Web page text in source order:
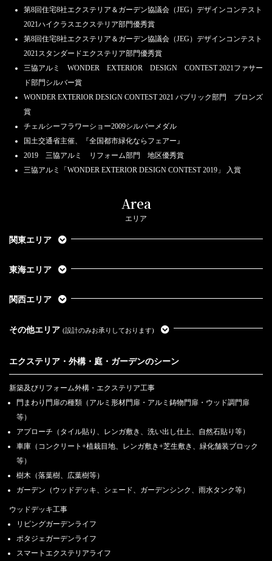
第8回住宅8社エクステリア＆ガーデン協議会（JEG）デザインコンテスト
2021ハイクラスエクステリア部門優秀賞
第8回住宅8社エクステリア＆ガーデン協議会（JEG）デザインコンテスト
2021スタンダードエクステリア部門優秀賞
三協アルミ WONDER EXTERIOR DESIGN CONTEST 2021ファサー
ド部門シルバー賞
WONDER EXTERIOR DESIGN CONTEST 2021 パブリック部門 ブロンズ
賞
チェルシーフラワーショー2009シルバーメダル
国土交通省主催、『全国都市緑化ならフェアー』
2019 三協アルミ リフォーム部門 地区優秀賞
三協アルミ「WONDER EXTERIOR DESIGN CONTEST 2019」 入賞
Area
エリア
関東エリア
東海エリア
関西エリア
その他エリア (設計のみお承りしております)
エクステリア・外構・庭・ガーデンのシーン
新築及びリフォーム外構・エクステリア工事
門まわり門扉の種類（アルミ形材門扉・アルミ鋳物門扉・ウッド調門扉
等）
アプローチ（タイル貼り、レンガ敷き、洗い出し仕上、自然石貼り等）
車庫（コンクリート+植栽目地、レンガ敷き+芝生敷き、緑化舗装ブロック
等）
樹木（落葉樹、広葉樹等）
ガーデン（ウッドデッキ、シェード、ガーデンシンク、雨水タンク等）
ウッドデッキ工事
リビングガーデンライフ
ポタジェガーデンライフ
スマートエクステリアライフ